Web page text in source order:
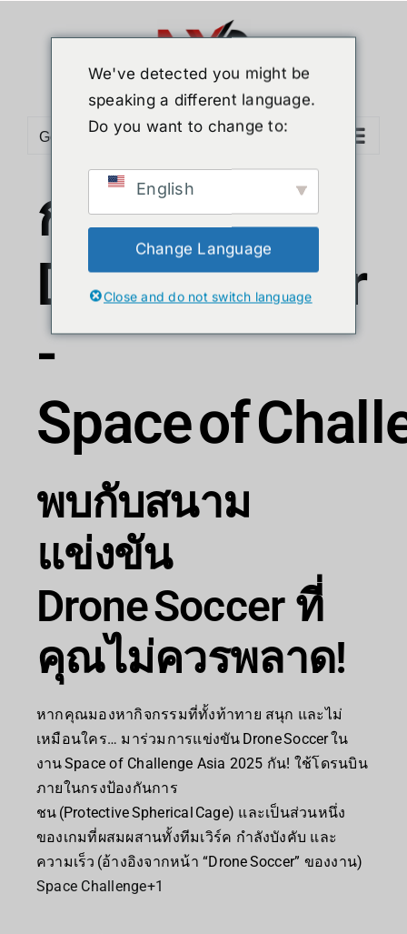
Go to...
การแข่งขัน
Drone Soccer
-
Space of
พบกับสนาม
แข่งขัน
Drone Soccer ที่
คุณไม่ควรพลาด!
หากคุณมองหากิจกรรมที่ทั้งท้าทาย สนุก และไม่
เหมือนใคร… มาร่วมการแข่งขัน Drone Soccer ใน
งาน Space of Challenge Asia 2025 กัน! ใช้โดรนบิน
ภายในกรงป้องกันการ
ชน (Protective Spherical Cage) และเป็นส่วนหนึ่ง
ของเกมที่ผสมผสานทั้งทีมเวิร์ค กำลังบังคับ และ
ความเร็ว (อ้างอิงจากหน้า “Drone Soccer” ของงาน)
Space Challenge+1
We've detected you might be
speaking a different language.
Do you want to change to:
English
Change Language
Close and do not switch language